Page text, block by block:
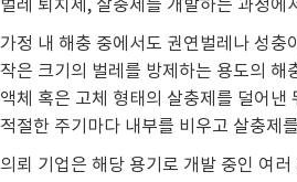
벌레 퇴치제, 살충제를 개발하는 과정
가정 내 해충 중에서도 권연벌레나 성충
작은 크기의 벌레를 방제하는 용도의 해
액체 혹은 고체 형태의 살충제를 덜어낸
적절한 주기마다 내부를 비우고 살충제
의뢰 기업은 해당 용기로 개발 중인 여